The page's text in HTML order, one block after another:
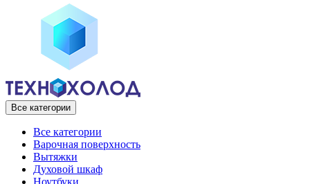
Все категории
Все категории
Варочная поверхность
Вытяжки
Духовой шкаф